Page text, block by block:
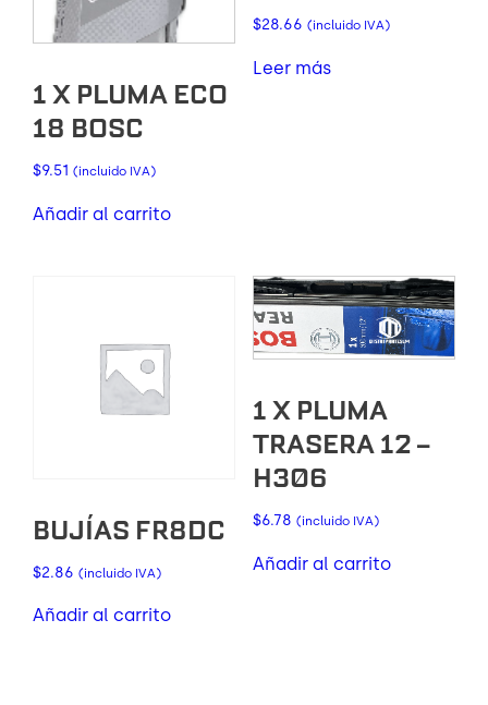
1 X PLUMA ECO
18 BOSC
$9.51 (incluido IVA)
Añadir al carrito
$28.66 (incluido IVA)
Leer más
BUJÍAS FR8DC
$2.86 (incluido IVA)
Añadir al carrito
1 X PLUMA
TRASERA 12 –
H306
$6.78 (incluido IVA)
Añadir al carrito